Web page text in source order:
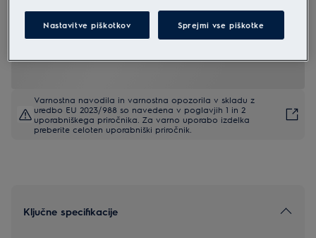
4.9 (81)
Varnostna navodila in varnostna opozorila v skladu z
uredbo EU 2023/988 so navedena v poglavjih 1 in 2
uporabniškega priročnika. Za varno uporabo izdelka
preberite celoten uporabniški priročnik.
Ključne specifikacije
Nastavitve piškotkov Sprejmi vse piškotke